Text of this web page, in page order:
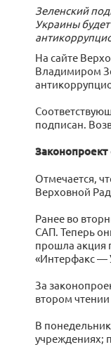
Зеленский
Украины
На сайте
Владимиром
подписан.
Законопроект
Отмечается,
Верховной
Ранее во
САП. Теперь
прошла акция
«Интерфакс —
За
втором чтении
В
учреждениях;